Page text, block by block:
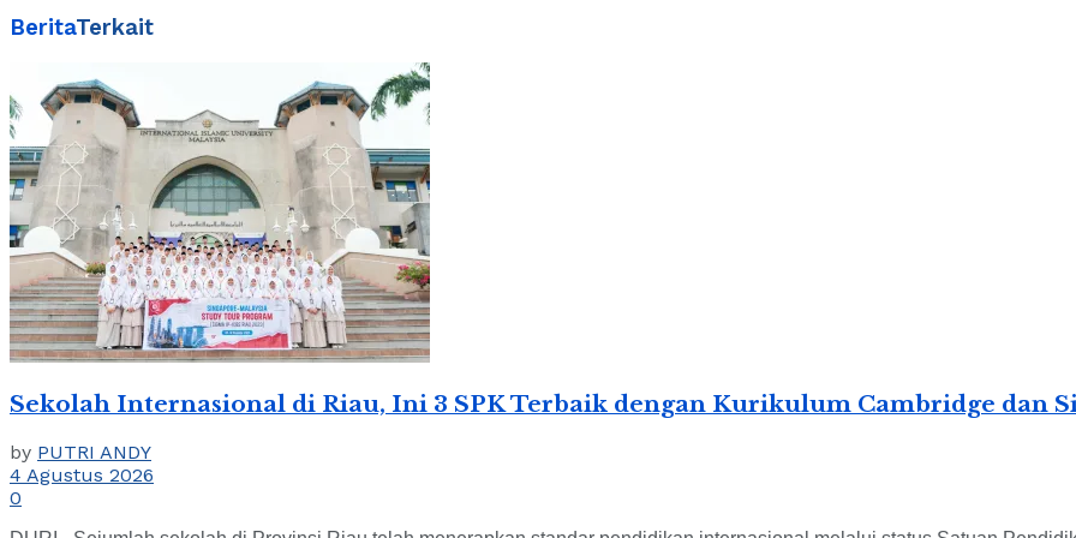
BeritaTerkait
Sekolah Internasional di Riau, Ini 3 SPK Terbaik dengan Kurikulum Cambridge dan
by PUTRI ANDY
4 Agustus 2026
0